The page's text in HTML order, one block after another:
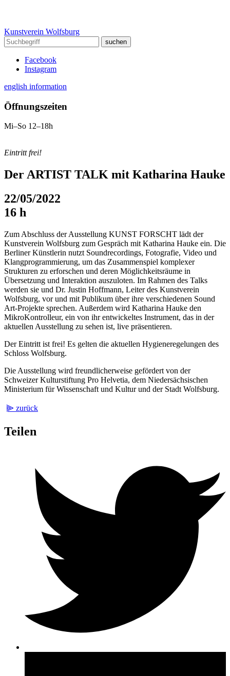
Kunstverein Wolfsburg
Facebook
Instagram
english information
Öffnungszeiten
Mi–So 12–18h
Eintritt frei!
Der ARTIST TALK mit Katharina Hauke
22/05/2022
16 h
Zum Abschluss der Ausstellung KUNST FORSCHT lädt der
Kunstverein Wolfsburg zum Gespräch mit Katharina Hauke ein. Die
Berliner Künstlerin nutzt Soundrecordings, Fotografie, Video und
Klangprogrammierung, um das Zusammenspiel komplexer
Strukturen zu erforschen und deren Möglichkeitsräume in
Übersetzung und Interaktion auszuloten. Im Rahmen des Talks
werden sie und Dr. Justin Hoffmann, Leiter des Kunstverein
Wolfsburg, vor und mit Publikum über ihre verschiedenen Sound
Art-Projekte sprechen. Außerdem wird Katharina Hauke den
MikroKontrolleur, ein von ihr entwickeltes Instrument, das in der
aktuellen Ausstellung zu sehen ist, live präsentieren.
Der Eintritt ist frei! Es gelten die aktuellen Hygieneregelungen des
Schloss Wolfsburg.
Die Ausstellung wird freundlicherweise gefördert von der
Schweizer Kulturstiftung Pro Helvetia, dem Niedersächsischen
Ministerium für Wissenschaft und Kultur und der Stadt Wolfsburg.
⫸ zurück
Teilen